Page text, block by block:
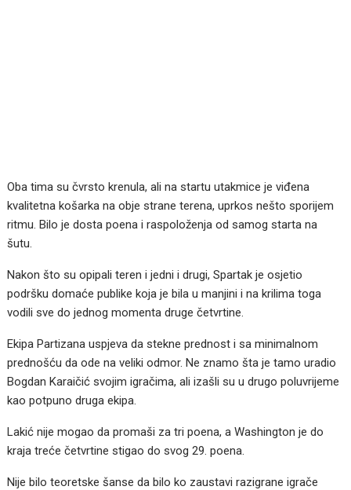
Oba tima su čvrsto krenula, ali na startu utakmice je viđena
kvalitetna košarka na obje strane terena, uprkos nešto sporijem
ritmu. Bilo je dosta poena i raspoloženja od samog starta na
šutu.
Nakon što su opipali teren i jedni i drugi, Spartak je osjetio
podršku domaće publike koja je bila u manjini i na krilima toga
vodili sve do jednog momenta druge četvrtine.
Ekipa Partizana uspjeva da stekne prednost i sa minimalnom
prednošću da ode na veliki odmor. Ne znamo šta je tamo uradio
Bogdan Karaičić svojim igračima, ali izašli su u drugo poluvrijeme
kao potpuno druga ekipa.
Lakić nije mogao da promaši za tri poena, a Washington je do
kraja treće četvrtine stigao do svog 29. poena.
Nije bilo teoretske šanse da bilo ko zaustavi razigrane igrače